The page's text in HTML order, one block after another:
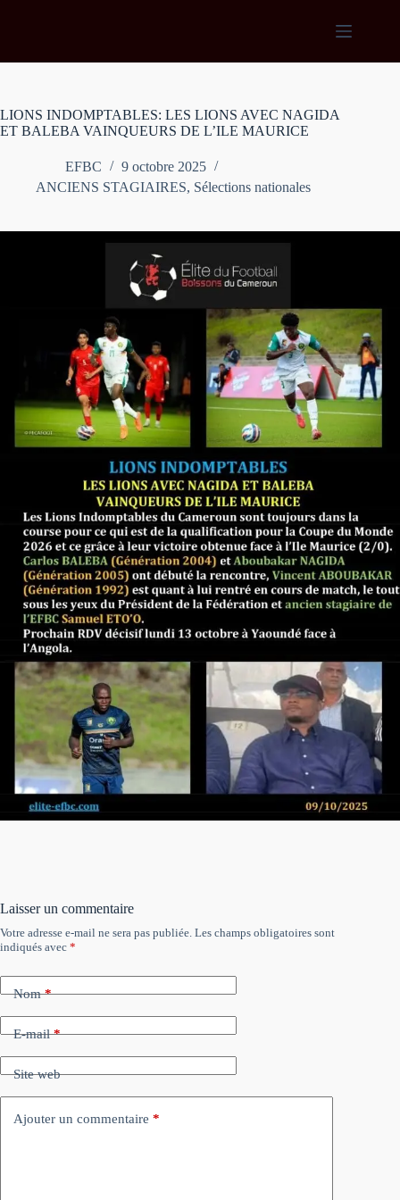
LIONS INDOMPTABLES: LES LIONS AVEC NAGIDA
ET BALEBA VAINQUEURS DE L’ILE MAURICE
EFBC
9 octobre 2025
ANCIENS STAGIAIRES, Sélections nationales
Laisser un commentaire
Votre adresse e-mail ne sera pas publiée. Les champs obligatoires sont
indiqués avec *
Nom*
E-mail*
Site web
Ajouter un commentaire *